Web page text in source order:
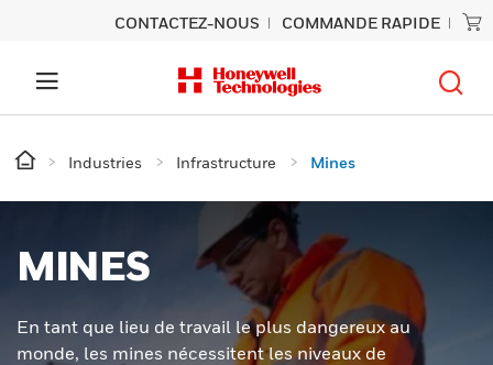
CONTACTEZ-NOUS COMMANDE RAPIDE
Industries Infrastructure Mines
MINES
En tant que lieu de travail le plus dangereux au
monde, les mines nécessitent les niveaux de